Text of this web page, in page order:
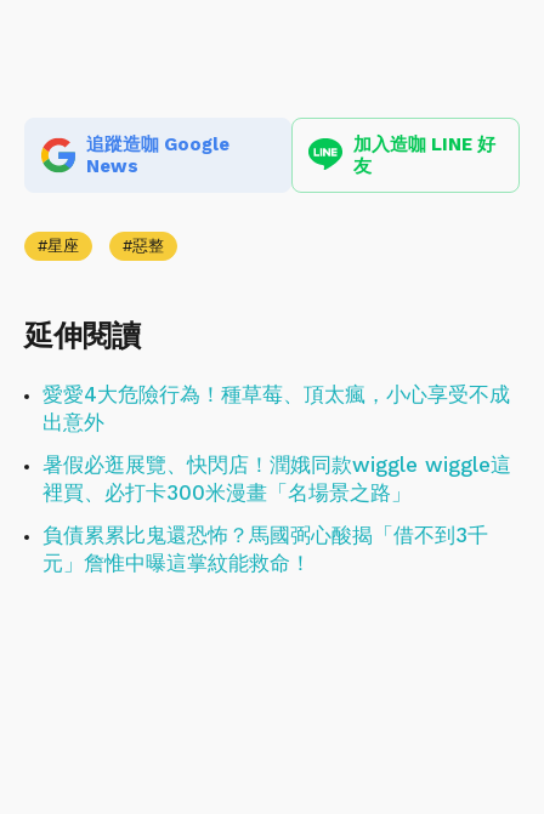
追蹤造咖 Google
News
加入造咖 LINE 好
友
星座 惡整
延伸閱讀
愛愛4大危險行為！種草莓、頂太瘋，小心享受不成
出意外
暑假必逛展覽、快閃店！潤娥同款wiggle wiggle這
裡買、必打卡300米漫畫「名場景之路」
負債累累比鬼還恐怖？馬國弼心酸揭「借不到3千
元」詹惟中曝這掌紋能救命！